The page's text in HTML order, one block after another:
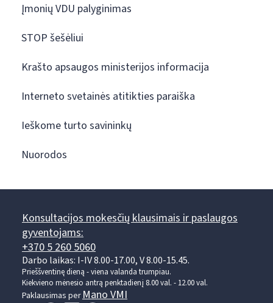
Įmonių VDU palyginimas
STOP šešėliui
Krašto apsaugos ministerijos informacija
Interneto svetainės atitikties paraiška
Ieškome turto savininkų
Nuorodos
Konsultacijos mokesčių klausimais ir paslaugos
gyventojams:
+370 5 260 5060
Darbo laikas: I-IV 8.00-17.00, V 8.00-15.45.
Prieššventinę dieną - viena valanda trumpiau.
Kiekvieno mėnesio antrą penktadienį 8.00 val. - 12.00 val.
Paklausimas per Mano VMI